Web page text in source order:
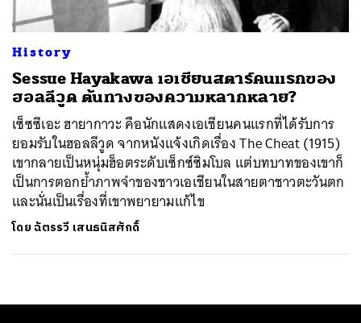
History
Sessue Hayakawa เอเชียนสตาร์คนแรกของ
ฮอลลีวูด ต้นทางของความหลากหลาย?
เซ็ซซึเอะ ฮายากาวะ คือนักแสดงเอเชียนคนแรกที่ได้รับการ
ยอมรับในฮอลลีวูด จากหนังแจ้งเกิดเรื่อง The Cheat (1915)
เขากลายเป็นหนุ่มฮ็อตระดับเซ็กซ์ซิมโบล แต่บทบาทของเขาก็
เป็นการตอกย้ำภาพจำของชาวเอเชียนในสายตาชาวตะวันตก
และนั่นเป็นเรื่องที่เขาพยายามแก้ไข
โดยฉัตรรวี เสนธนิสศักดิ์
SHARE TWEET LINE EMAIL